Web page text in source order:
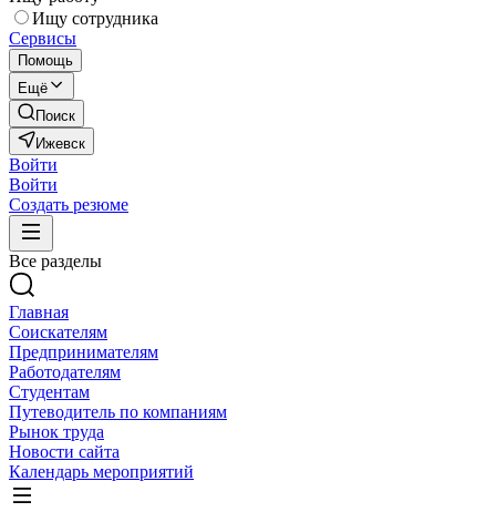
Ищу сотрудника
Сервисы
Помощь
Ещё
Поиск
Ижевск
Войти
Войти
Создать резюме
Все разделы
Главная
Соискателям
Предпринимателям
Работодателям
Студентам
Путеводитель по компаниям
Рынок труда
Новости сайта
Календарь мероприятий